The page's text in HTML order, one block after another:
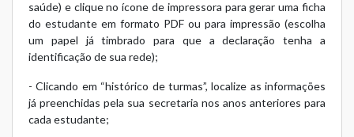
saúde) e clique no ícone de impressora para gerar uma ficha
do estudante em formato PDF ou para impressão (escolha
um papel já timbrado para que a declaração tenha a
identificação de sua rede);
- Clicando em “histórico de turmas”, localize as informações
já preenchidas pela sua secretaria nos anos anteriores para
cada estudante;